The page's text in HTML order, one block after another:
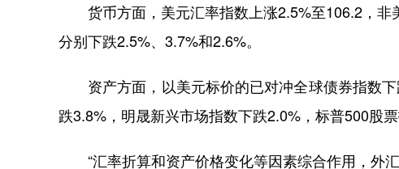
货币方面，美元汇率指数上涨2.5%至106.2，非
分别下跌2.5%、3.7%和2.6%。
资产方面，以美元标价的已对冲全球债券指数下
跌3.8%，明晟新兴市场指数下跌2.0%，标普500股票
“汇率折算和资产价格变化等因素综合作用，外汇